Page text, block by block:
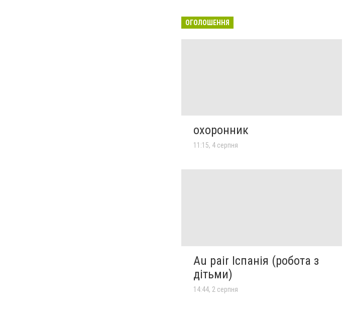
ОГОЛОШЕННЯ
охоронник
11:15, 4 серпня
Au pair Іспанія (робота з
дітьми)
14:44, 2 серпня